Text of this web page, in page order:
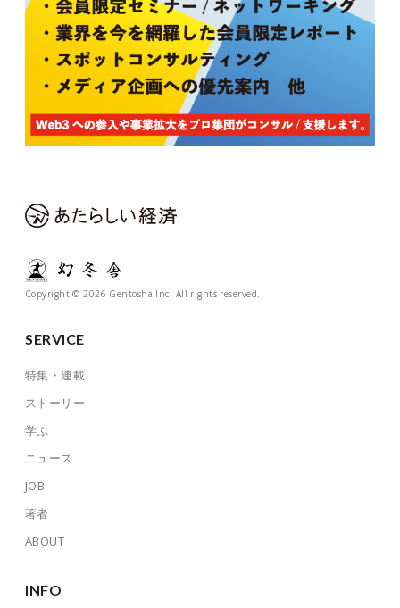
Copyright © 2026 Gentosha Inc. All rights reserved.
SERVICE
特集・連載
ストーリー
学ぶ
ニュース
JOB
著者
ABOUT
INFO